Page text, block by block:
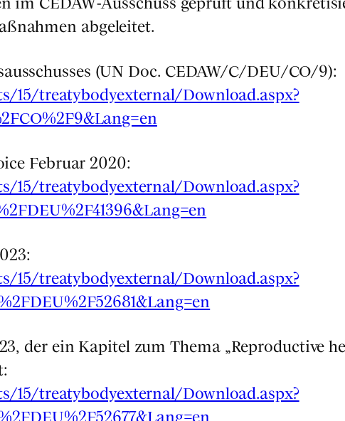
im CEDAW-Aus­schuss geprüft und
abge­lei­tet.
(UN Doc. CEDAW/C/DEU/CO/9):
15/treatybodyexternal/Download.aspx?
Febru­ar 2020:
15/treatybodyexternal/Download.aspx?
15/treatybodyexternal/Download.aspx?
der ein Kapi­tel zum The­ma „Repro­duc­ti­ve
15/treatybodyexternal/Download.aspx?